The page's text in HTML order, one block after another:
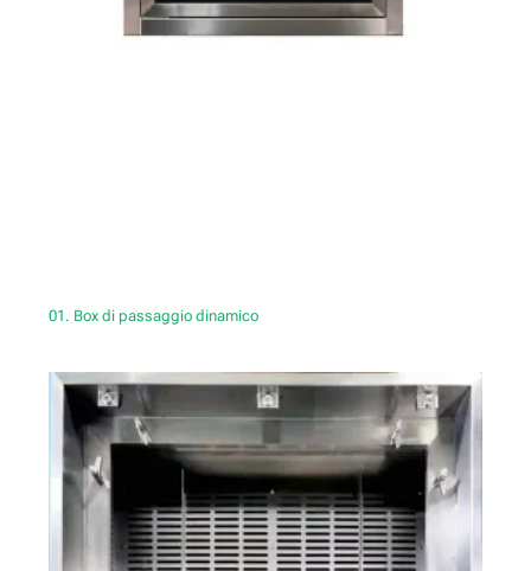
01. Box di passaggio dinamico